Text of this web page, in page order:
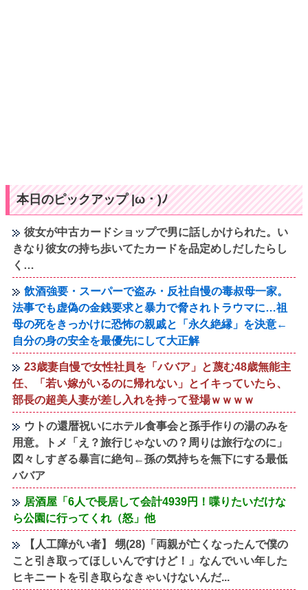
本日のピックアップ |ω・)ﾉ
彼女が中古カードショップで男に話しかけられた。い
きなり彼女の持ち歩いてたカードを品定めしだしたらし
く…
飲酒強要・スーパーで盗み・反社自慢の毒叔母一家。
法事でも虚偽の金銭要求と暴力で脅されトラウマに…祖
母の死をきっかけに恐怖の親戚と「永久絶縁」を決意←
自分の身の安全を最優先にして大正解
23歳妻自慢で女性社員を「ババア」と蔑む48歳無能主
任、「若い嫁がいるのに帰れない」とイキっていたら、
部長の超美人妻が差し入れを持って登場ｗｗｗｗ
ウトの還暦祝いにホテル食事会と孫手作りの湯のみを
用意。トメ「え？旅行じゃないの？周りは旅行なのに」
図々しすぎる暴言に絶句←孫の気持ちを無下にする最低
ババア
居酒屋「6人で長居して会計4939円！喋りたいだけな
ら公園に行ってくれ（怒」他
【人工障がい者】 甥(28)「両親が亡くなったんで僕の
こと引き取ってほしいんですけど！」なんでいい年した
ヒキニートを引き取らなきゃいけないんだ...